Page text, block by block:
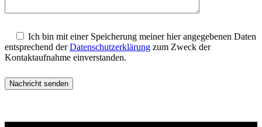
Ich bin mit einer Speicherung meiner hier angegebenen Daten
entsprechend derDatenschutzerklärung zum Zweck der
Kontaktaufnahme einverstanden.